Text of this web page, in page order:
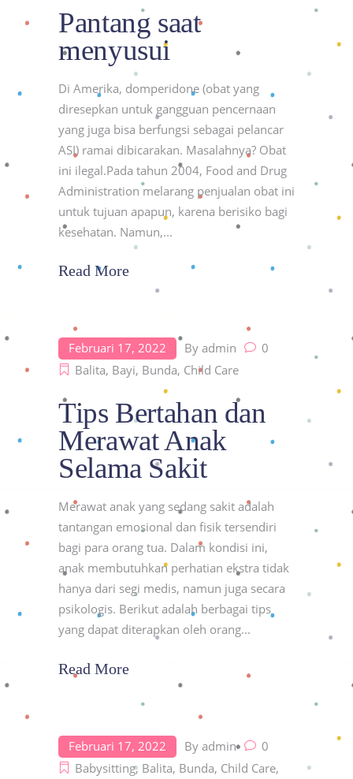
Pantang saat
menyusui
Di Amerika, domperidone (obat yang
diresepkan untuk gangguan pencernaan
yang juga bisa berfungsi sebagai pelancar
ASI) ramai dibicarakan. Masalahnya? Obat
ini ilegal.Pada tahun 2004, Food and Drug
Administration melarang penjualan obat ini
untuk tujuan apapun, karena berisiko bagi
kesehatan. Namun,
Read More
Februari 17, 2022 By admin
0
Balita, Bayi, Bunda, Child Care
Tips Bertahan dan
Merawat Anak
Selama Sakit
Merawat anak yang sedang sakit adalah
tantangan emosional dan fisik tersendiri
bagi para orang tua. Dalam kondisi ini,
anak membutuhkan perhatian ekstra tidak
hanya dari segi medis, namun juga secara
psikologis. Berikut adalah berbagai tips
yang dapat diterapkan oleh orang
Read More
Februari 17, 2022 By admin
0
Babysitting, Balita, Bunda, Child Care,